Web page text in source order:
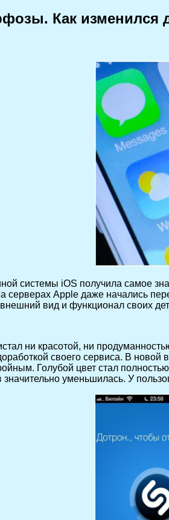
Как изменился
системы iOS получила самое
на серверах Apple даже начались
вид и функционал своих
ни красотой, ни
своего сервиса. В
Голубой цвет стал
значительно уменьшилась. У